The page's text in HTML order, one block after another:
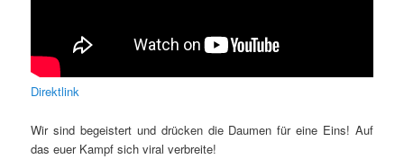
Direktlink
Wir sind begeistert und drücken die Daumen für eine Eins! Auf
das euer Kampf sich viral verbreite!